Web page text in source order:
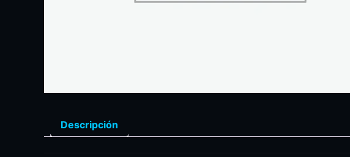
Descripción